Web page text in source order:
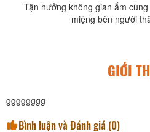
Tận hưởng không gian ấm
miệng bên người
GIỚI
gggggggg
Bình luận và Đánh giá (0)